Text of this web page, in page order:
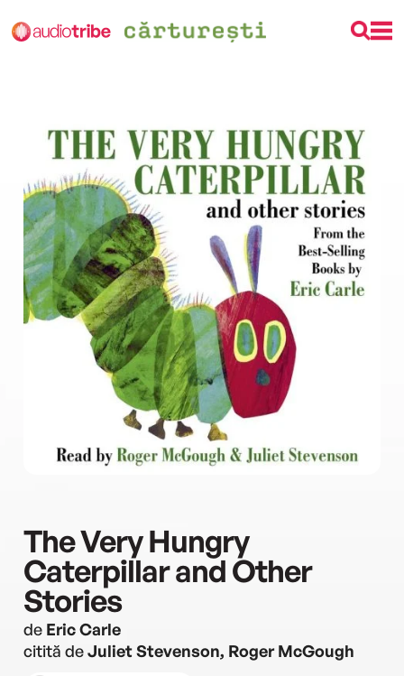
The Very Hungry
Caterpillar and Other
Stories
de Eric Carle
citită deJuliet Stevenson, Roger McGough